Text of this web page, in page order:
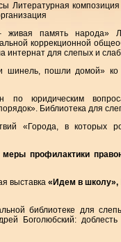
Литературная
память народа»
коррекционной
интернат для слепых и
шинель, пошли домой»
юридическим
Библиотека для
«Города, в которых
профилактики
выставка«Идем в школу»,
библиотеке для
Боголюбский: